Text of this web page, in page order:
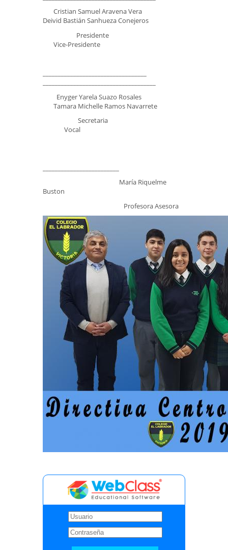
Cristian Samuel Aravena Vera
Deivid Bastián Sanhueza Conejeros
Presidente
Vice-Presidente
Enyger Yarela Suazo Rosales
Tamara Michelle Ramos Navarrete
Secretaria
Vocal
María Riquelme
Buston
Profesora Asesora